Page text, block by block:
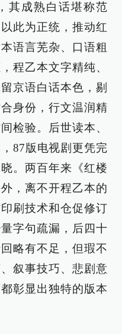
其成熟白话堪称范
此为正统，推动红
语言芜杂、口语粗
程乙本文字精纯、
京语白话本色，剔
身份，行文温润精
检验。后世读本、
87版电视剧更凭完
。两百年来《红楼
，离不开程乙本的
刷技术和仓促修订
字句疏漏，后四十
略有不足，但瑕不
叙事技巧、悲剧意
彰显出独特的版本